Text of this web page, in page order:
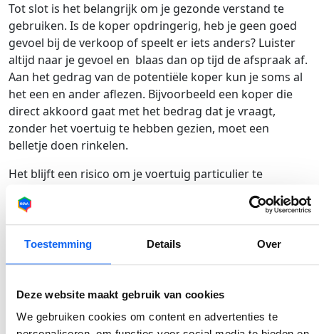
Toestemming Details Over
Deze website maakt gebruik van cookies
We gebruiken cookies om content en advertenties te
Tot slot is het belangrijk om je gezonde verstand te
gebruiken. Is de koper opdringerig, heb je geen goed
gevoel bij de verkoop of speelt er iets anders? Luister
altijd naar je gevoel en blaas dan op tijd de afspraak af.
Aan het gedrag van de potentiële koper kun je soms al
het een en ander aflezen. Bijvoorbeeld een koper die
direct akkoord gaat met het bedrag dat je vraagt,
zonder het voertuig te hebben gezien, moet een
belletje doen rinkelen.
Het blijft een risico om je voertuig particulier te
ook zijn dat je te maken krijgt met nepgeld of neppe
banktransacties. Dit is nooit het geval als je je voertuig
verkoopt aan een RDW-erkend bedrijf. Wil je je voertuig
meer wordt onderhandeld over de prijs aan de deur?
Kies dan voor
OSW !